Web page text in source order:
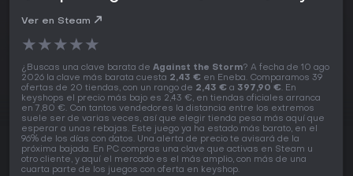
Ver en Steam
★★★★★
¿Buscas una clave barata de Against the Storm? A fecha de 10 ago
2026 la clave más barata cuesta 2,43 € en Eneba. Comparamos 39
ofertas de 20 tiendas, con un rango de 2,43 € a 397,90 €. En
keyshops el precio más bajo es 2,43 €, en tiendas oficiales arranca
en 7,80 €. Con tantos vendedores la distancia entre los extremos
suele ser de varias veces, así que elegir tienda pesa más aquí que
esperar a unas rebajas. Este juego ya ha estado más barato, en el
96% de los días con datos. Una alerta de precio te avisará de la
próxima bajada. En PC compras una clave que activas en Steam u
otro cliente, y aquí el mercado es el más amplio, con más de una
cuarta parte de los juegos con oferta en keyshop.